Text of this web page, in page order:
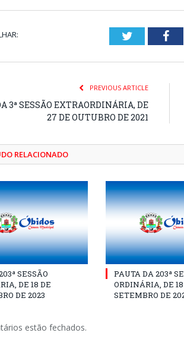
Twitter
PREVIOUS ARTICLE
3ª SESSÃO EXTRAORDINÁRIA, DE
27 DE OUTUBRO DE 2021
RELACIONADO
SESSÃO
DE 18 DE
DE 2023
PAUTA DA 203ª
ORDINÁRIA, DE
SETEMBRO DE
estão fechados.